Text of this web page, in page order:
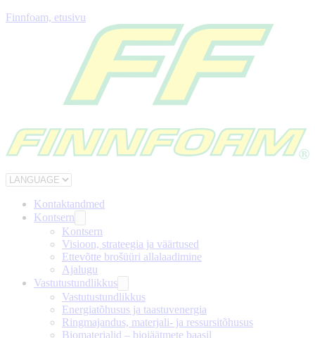
Finnfoam, etusivu
Kontaktandmed
Kontsern
Kontsern
Visioon, strateegia ja väärtused
Ettevõtte brošüüri allalaadimine
Ajalugu
Vastutustundlikkus
Vastutustundlikkus
Energiatõhusus ja taastuvenergia
Ringmajandus, materjali- ja ressursitõhusus
Biomaterjalid – biojäätmete baasil